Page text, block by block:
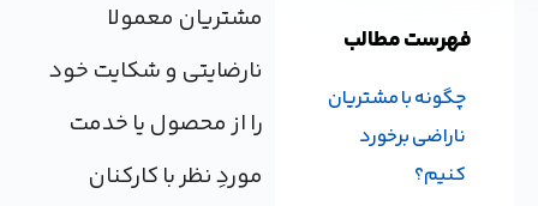
مشتریان معمولا
نارضایتی و شکایت خود
را از محصول یا خدمت
مورد‌ِ نظر با کارکنان
فهرست مطالب
چگونه با مشتریان
ناراضی برخورد
کنیم؟